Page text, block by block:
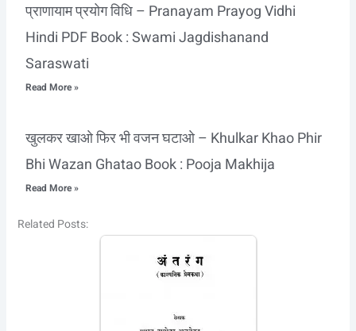
प्राणायाम प्रयोग विधि – Pranayam Prayog Vidhi
Hindi PDF Book : Swami Jagdishanand
Saraswati
Read More »
खुलकर खाओ फिर भी वजन घटाओ – Khulkar Khao Phir
Bhi Wazan Ghatao Book : Pooja Makhija
Read More »
Related Posts: